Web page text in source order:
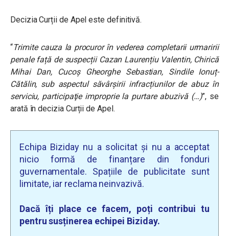
Decizia Curții de Apel este definitivă.
“Trimite cauza la procuror în vederea completarii urmaririi
penale față de suspecții Cazan Laurențiu Valentin, Chirică
Mihai Dan, Cucoș Gheorghe Sebastian, Sindile Ionuț-
Cătălin, sub aspectul săvârșirii infracțiunilor de abuz în
serviciu, participaţie improprie la purtare abuzivă (…)”, se
arată în decizia Curții de Apel.
Echipa Biziday nu a solicitat și nu a acceptat
nicio formă de finanțare din fonduri
guvernamentale. Spațiile de publicitate sunt
limitate, iar reclama neinvazivă.
Dacă îți place ce facem, poți contribui tu
pentru susținerea echipei Biziday.